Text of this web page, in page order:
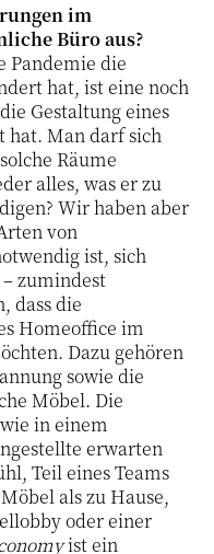
im
Büro aus?
Pandemie die
hat, ist eine noch
Gestaltung eines
hat. Man darf sich
Räume
alles, was er zu
Wir haben aber
von
ist, sich
zumindest
dass die
Homeoffice im
Dazu gehören
sowie die
Möbel. Die
in einem
erwarten
Teil eines Teams
als zu Hause,
oder einer
ist ein